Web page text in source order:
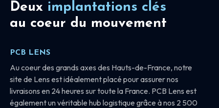
Deux implantations clés
au coeur du mouvement
PCB LENS
Au coeur des grands axes des Hauts-de-France, notre
site de Lens est idéalement placé pour assurer nos
livraisons en 24 heures sur toute la France. PCB Lens est
également un véritable hub logistique grâce à nos 2 500